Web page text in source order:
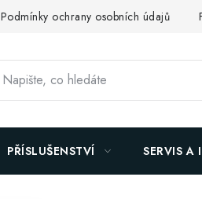
Podmínky ochrany osobních údajů
PŘÍSLUŠENSTVÍ SERVIS A